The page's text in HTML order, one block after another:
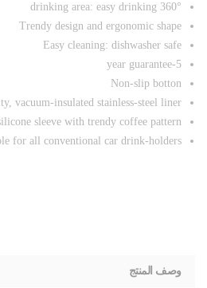
360° drinking area: easy drinking
Trendy design and ergonomic shape
Easy cleaning: dishwasher safe
5-year guarantee
Non-slip botton
vacuum-insulated stainless-steel liner
sleeve with trendy coffee pattern
for all conventional car drink-holders
وصف المنتج